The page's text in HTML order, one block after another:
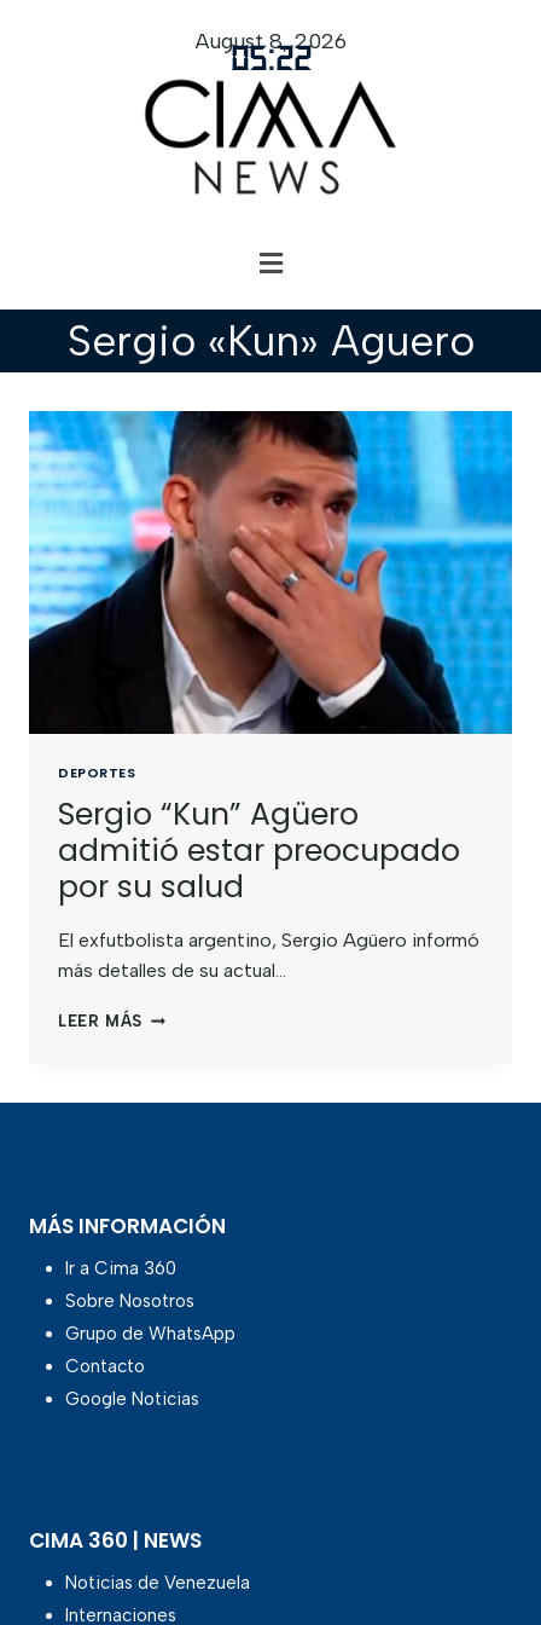
05:22
August 8, 2026
Sergio «Kun» Aguero
DEPORTES
Sergio “Kun” Agüero
admitió estar preocupado
por su salud
El exfutbolista argentino, Sergio Agüero informó
más detalles de su actual…
LEER MÁS
MÁS INFORMACIÓN
Ir a Cima 360
Sobre Nosotros
Grupo de WhatsApp
Contacto
Google Noticias
CIMA 360 | NEWS
Noticias de Venezuela
Internaciones